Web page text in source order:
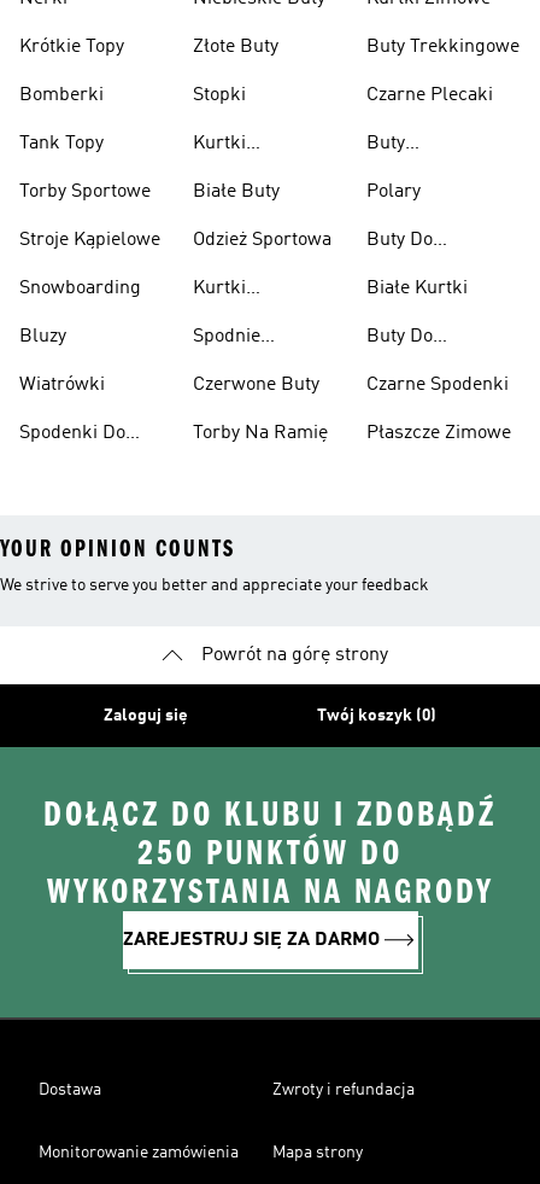
Krótkie Topy
Bomberki
Tank Topy
Torby Sportowe
Stroje Kąpielowe
Snowboarding
Bluzy
Wiatrówki
Spodenki Do
Złote Buty
Stopki
Kurtki
Białe Buty
Odzież Sportowa
Kurtki
Spodnie
Czerwone Buty
Torby Na Ramię
Buty Trekkingowe
Czarne Plecaki
Buty
Polary
Buty Do
Ciężarów
Białe Kurtki
Buty Do
Czarne Spodenki
Płaszcze Zimowe
YOUR OPINION COUNTS
We strive to serve you better and appreciate your feedback
Powrót na górę strony
Zaloguj się Twój koszyk (0)
DOŁĄCZ DO KLUBU I ZDOBĄDŹ
250 PUNKTÓW DO
WYKORZYSTANIA NA NAGRODY
ZAREJESTRUJ SIĘ ZA DARMO
Dostawa Zwroty i refundacja
Monitorowanie zamówienia Mapa strony